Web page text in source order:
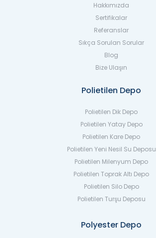
Hakkımızda
Sertifikalar
Referanslar
Sıkça Sorulan Sorular
Blog
Bize Ulaşın
Polietilen Depo
Polietilen Dik Depo
Polietilen Yatay Depo
Polietilen Kare Depo
Polietilen Yeni Nesil Su Deposu
Polietilen Milenyum Depo
Polietilen Toprak Altı Depo
Polietilen Silo Depo
Polietilen Turşu Deposu
Polyester Depo